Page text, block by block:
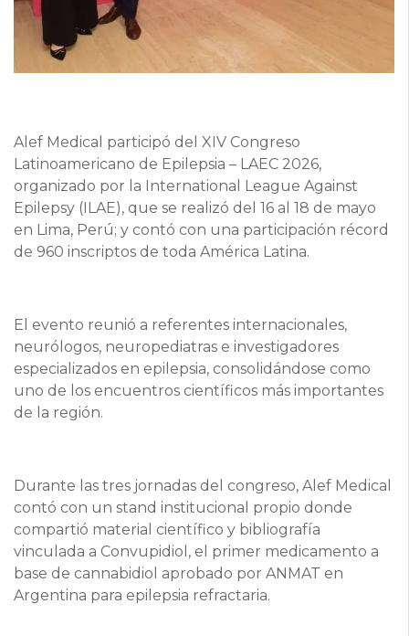
Alef Medical participó del XIV Congreso
Latinoamericano de Epilepsia – LAEC 2026,
organizado por la International League Against
Epilepsy (ILAE), que se realizó del 16 al 18 de mayo
en Lima, Perú; y contó con una participación récord
de 960 inscriptos de toda América Latina.
El evento reunió a referentes internacionales,
neurólogos, neuropediatras e investigadores
especializados en epilepsia, consolidándose como
uno de los encuentros científicos más importantes
de la región.
Durante las tres jornadas del congreso, Alef Medical
contó con un stand institucional propio donde
compartió material científico y bibliografía
vinculada a Convupidiol, el primer medicamento a
base de cannabidiol aprobado por ANMAT en
Argentina para epilepsia refractaria.